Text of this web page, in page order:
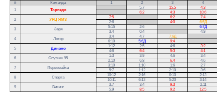
# Команда 1 2 3
4
1
Торпедо
5:7 15:5
4:3
6:2 4:3
10:6
2
УРЦ ЯМЗ
7:5 6:2
7:4
2:6
4:0
6:5Д
3
Заря
5:15 2:6
6:7Д
3:4
0:4
4:9
4
Лотор
3:4 4:7 7:6Д
6:10
5:6Д 9:4
5
Динамо
1:12 2:5 4:6
3:2
4:6
6:4 5:3
4:1
6
Спутник 95
1:3 3:9 4:6
3:4
2:10
6:8 6:4
4:6
7
Первомайка
3:10 1:10 1:6
2:7
5:7
1:12 2:10
3:6
8
Спарта
10:12 2:16 0:10
2:13
10:11
6:13 5:20
3:14
9
Викинг
3:7 3:4 9:3
2:11
5:9
8:5 9:2 12:5